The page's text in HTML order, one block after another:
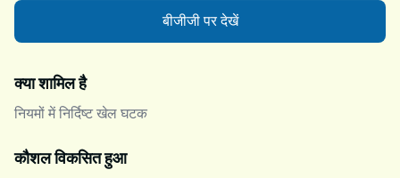
बीजीजी पर देखें
क्या शामिल है
नियमों में निर्दिष्ट खेल घटक
कौशल विकसित हुआ